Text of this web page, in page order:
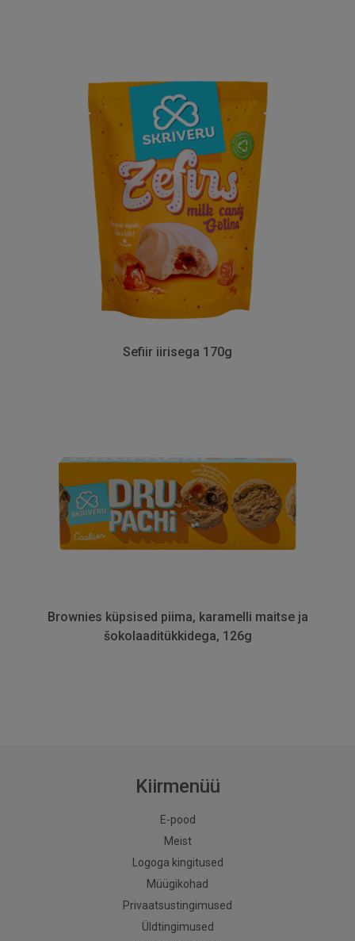
Sefiir iirisega 170g
Brownies küpsised piima, karamelli maitse ja
šokolaaditükkidega, 126g
Kiirmenüü
E-pood
Meist
Logoga kingitused
Müügikohad
Privaatsustingimused
Üldtingimused